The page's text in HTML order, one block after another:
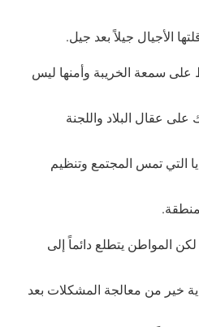
الأجيال جيلاً بعد جيل.
على سمعة الخريبة وأمنها ليس
عقال البلاد واللجنة
التي تمس المجتمع وتنظيم
المواطن يتطلع دائماً إلى
خير من معالجة المشكلات بعد